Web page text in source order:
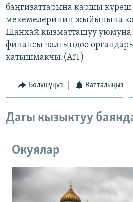
ЭЕ/АРнун бардык сайттары
баңгизаттарына каршы
мекемелеринин жыйынына
Шанхай кызматташуу уюмуна
финансы чалгындоо
катышмакчы.(AiT)
Бөлүшүңүз Катталыңыз
Дагы кызыктуу
Окуялар